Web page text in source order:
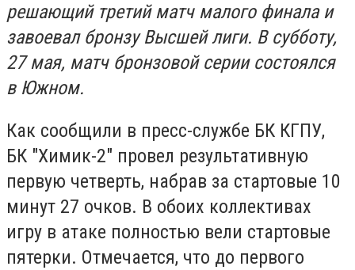
решающий третий матч малого финала и
завоевал бронзу Высшей лиги. В субботу,
27 мая, матч бронзовой серии состоялся
в Южном.
Как сообщили в пресс-службе БК КГПУ,
БК "Химик-2" провел результативную
первую четверть, набрав за стартовые 10
минут 27 очков. В обоих коллективах
игру в атаке полностью вели стартовые
пятерки. Отмечается, что до первого